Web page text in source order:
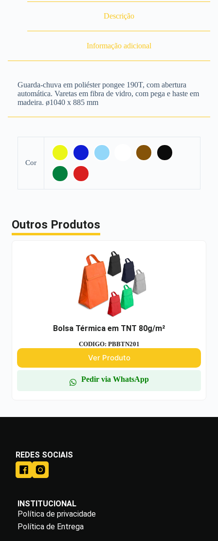
Descrição
Informação adicional
Guarda-chuva em poliéster pongee 190T, com abertura
automática. Varetas em fibra de vidro, com pega e haste em
madeira. ø1040 x 885 mm
Cor
Outros Produtos
Bolsa Térmica em TNT 80g/m²
CODIGO: PBBTN201
Ver Produto
Pedir via WhatsApp
REDES SOCIAIS
INSTITUCIONAL
Política de privacidade
Política de Entrega